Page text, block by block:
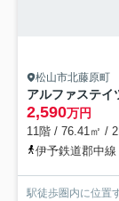
松山市北藤原町
アルファステイ
2,590万円
11階 / 76.41㎡ /
伊予鉄道郡中
駅徒歩圏内に位置